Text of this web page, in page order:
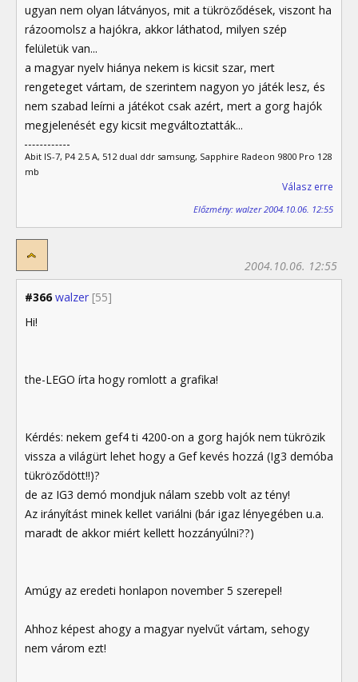
ugyan nem olyan látványos, mit a tükröződések, viszont ha
rázoomolsz a hajókra, akkor láthatod, milyen szép
felületük van...
a magyar nyelv hiánya nekem is kicsit szar, mert
rengeteget vártam, de szerintem nagyon yo játék lesz, és
nem szabad leírni a játékot csak azért, mert a gorg hajók
megjelenését egy kicsit megváltoztatták...
Abit IS-7, P4 2.5 A, 512 dual ddr samsung, Sapphire Radeon 9800 Pro 128
mb
Válasz erre
Előzmény: walzer 2004.10.06. 12:55
#366 walzer [55]
2004.10.06. 12:55
Hi!
the-LEGO írta hogy romlott a grafika!
Kérdés: nekem gef4 ti 4200-on a gorg hajók nem tükrözik
vissza a világürt lehet hogy a Gef kevés hozzá (Ig3 demóba
tükröződött!!)?
de az IG3 demó mondjuk nálam szebb volt az tény!
Az irányítást minek kellet variálni (bár igaz lényegében u.a.
maradt de akkor miért kellett hozzányúlni??)
Amúgy az eredeti honlapon november 5 szerepel!
Ahhoz képest ahogy a magyar nyelvűt vártam, sehogy
nem várom ezt!